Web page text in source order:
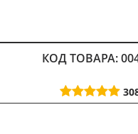
КОД ТОВАРА: